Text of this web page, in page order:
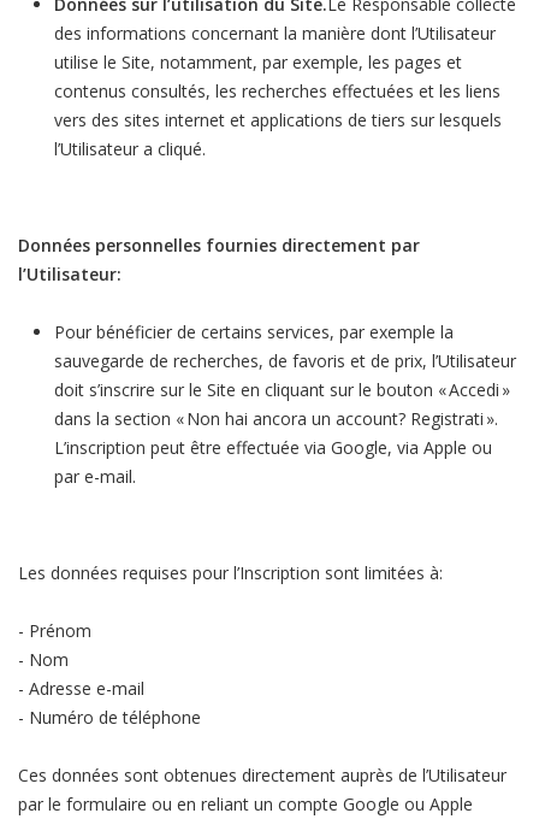
des informations concernant la manière dont l’Utilisateur
utilise le Site, notamment, par exemple, les pages et
contenus consultés, les recherches effectuées et les liens
vers des sites internet et applications de tiers sur lesquels
l’Utilisateur a cliqué.
Données personnelles fournies directement par
l’Utilisateur:
Pour bénéficier de certains services, par exemple la
sauvegarde de recherches, de favoris et de prix, l’Utilisateur
doit s’inscrire sur le Site en cliquant sur le bouton « Accedi »
dans la section « Non hai ancora un account? Registrati ».
L’inscription peut être effectuée via Google, via Apple ou
par e-mail.
Les données requises pour l’Inscription sont limitées à:
- Prénom
- Nom
- Adresse e-mail
- Numéro de téléphone
Ces données sont obtenues directement auprès de l’Utilisateur
par le formulaire ou en reliant un compte Google ou Apple